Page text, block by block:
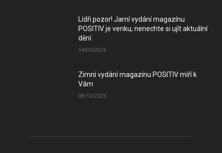
Lídři pozor! Jarní vydání magazínu
POSITIV je venku, nenechte si ujít aktuální
dění
14/05/2026
Zimní vydání magazínu POSITIV míří k
Vám
08/12/2025